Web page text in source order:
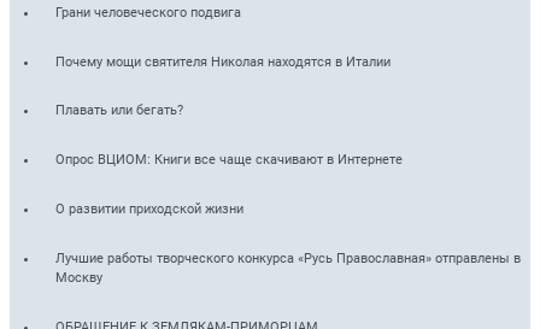
Грани человеческого подвига
Почему мощи святителя Николая находятся в Италии
Плавать или бегать?
Опрос ВЦИОМ: Книги все чаще скачивают в Интернете
О развитии приходской жизни
Лучшие работы творческого конкурса «Русь Православная» отправлены в
Москву